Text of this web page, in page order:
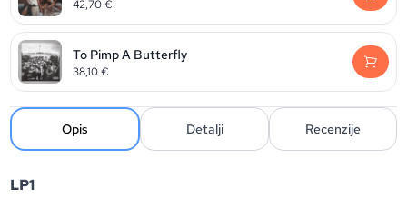
42,70€
To Pimp A Butterfly
38,10€
Opis Detalji Recenzije
LP1